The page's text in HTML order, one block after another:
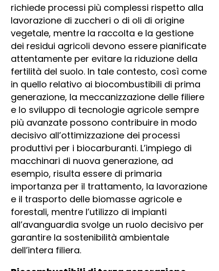
richiede processi più complessi rispetto alla
lavorazione di zuccheri o di oli di origine
vegetale, mentre la raccolta e la gestione
dei residui agricoli devono essere pianificate
attentamente per evitare la riduzione della
fertilità del suolo. In tale contesto, così come
in quello relativo ai biocombustibili di prima
generazione, la meccanizzazione delle filiere
e lo sviluppo di tecnologie agricole sempre
più avanzate possono contribuire in modo
decisivo all’ottimizzazione dei processi
produttivi per i biocarburanti. L’impiego di
macchinari di nuova generazione, ad
esempio, risulta essere di primaria
importanza per il trattamento, la lavorazione
e il trasporto delle biomasse agricole e
forestali, mentre l’utilizzo di impianti
all’avanguardia svolge un ruolo decisivo per
garantire la sostenibilità ambientale
dell’intera filiera.